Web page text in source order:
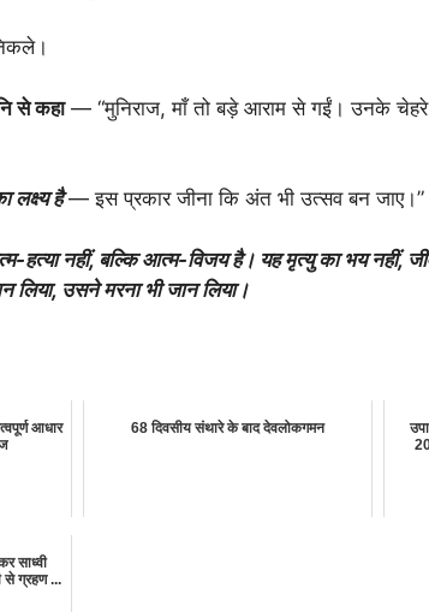
से कहा— “मुनिराज, माँ तो बड़े आराम से गईं। उनके चेहरे
लक्ष्य है— इस प्रकार जीना कि अंत भी उत्सव बन जाए।”
हत्या नहीं, बल्कि आत्म-विजय है। यह मृत्यु का भय नहीं,
लिया, उसने मरना भी जान लिया।
आधार
68 दिवसीय संथारे के बाद देवलोकगमन
साध्वी
से ग्रहण ...